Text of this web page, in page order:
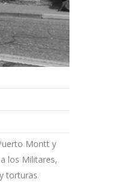
Montt y
los Militares,
torturas